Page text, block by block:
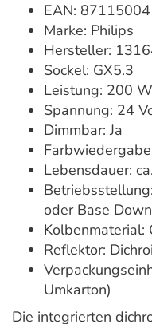
EAN:
Marke: Philips
Hersteller:
Sockel: GX5.3
Leistung: 200
Spannung: 24
Dimmbar: Ja
Lebensdauer:
oder Base
Kolbenmaterial:
Reflektor:
Umkarton)
Die integrierten